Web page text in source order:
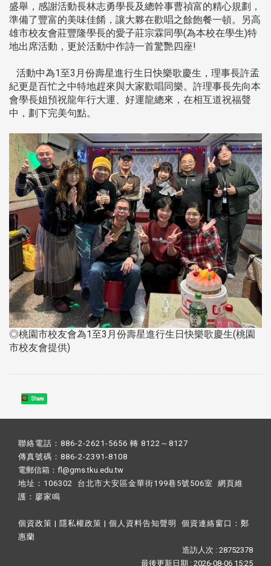
盛舉，感謝活動長林志勇學長及總幹事曹禎富的精心規劃，
準備了豐富的美味佳餚，讓大夥在歡唱之餘飽餐一頓。另高
雄市校友會莊豐隆學長的愛子莊宗霖同學(為本校在學生)特
地出席活動，更於活動中作詩一首驚艷四座!
活動中為1至3月份壽星進行生日快樂歌慶生，理事長許孟
紀更是百忙之中特地趕來與大家歡唱同樂。許理事長先向本
會學長姐預祝龍年行大運、好運龍總來，在相互道祝福聲
中，劃下完美句點。
◎桃園市校友會為1至3月份壽星進行生日快樂歌慶生(桃園
市校友會提供)
Share
聯絡電話：886-2-2621-5656 轉 8122～8127
傳真號碼：886-2-2391-8108
電郵信箱：fl@gms.tku.edu.tw
地址：106302 台北市大安區金華街199巷5號506室 網頁維
護： 廖家鳴​
個資政策 | 隱私權政策 | 個人資料告知聲明 個資連絡窗口： 鄭
惠蘭
造訪人次 : 28752378
最後更新日期 :2026-08-06 15:25